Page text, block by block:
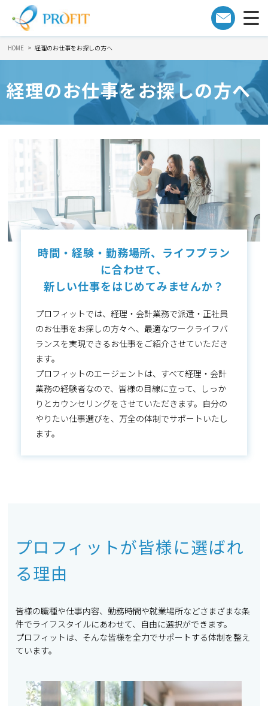
HOME 経理のお仕事をお探しの方へ
経理のお仕事をお探しの方へ
時間・経験・勤務場所、ライフプラン
に合わせて、
新しい仕事をはじめてみませんか？
プロフィットでは、経理・会計業務で派遣・正社員
のお仕事をお探しの方々へ、最適なワークライフバ
ランスを実現できるお仕事をご紹介させていただき
ます。
プロフィットのエージェントは、すべて経理・会計
業務の経験者なので、皆様の目線に立って、しっか
りとカウンセリングをさせていただきます。自分の
やりたい仕事選びを、万全の体制でサポートいたし
ます。
プロフィットが皆様に選ばれ
る理由
皆様の職種や仕事内容、勤務時間や就業場所などさまざまな条
件でライフスタイルにあわせて、自由に選択ができます。
プロフィットは、そんな皆様を全力でサポートする体制を整え
ています。